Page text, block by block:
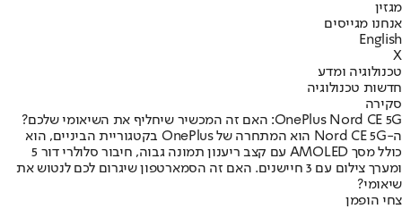
מגזין
אנחנו מגייסים
English
X
טכנולוגיה ומדע
חדשות טכנולוגיה
סקירה
OnePlus Nord CE 5G: האם זה המכשיר שיחליף את השיאומי שלכם?
ה-Nord CE 5G הוא המתחרה של OnePlus בקטגוריית הביניים, הוא
כולל מסך AMOLED עם קצב ריענון תמונה גבוה, חיבור סלולרי דור 5
ומערך צילום עם 3 חיישנים. האם זה הסמארטפון שיגרום לכם לנטוש את
שיאומי?
צחי הופמן